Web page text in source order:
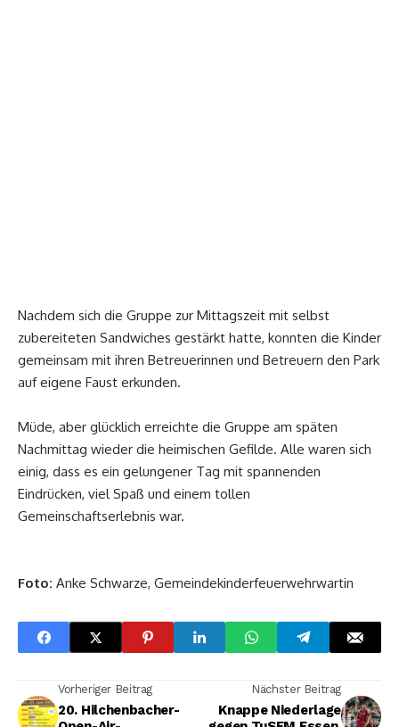
Nachdem sich die Gruppe zur Mittagszeit mit selbst
zubereiteten Sandwiches gestärkt hatte, konnten die Kinder
gemeinsam mit ihren Betreuerinnen und Betreuern den Park
auf eigene Faust erkunden.
Müde, aber glücklich erreichte die Gruppe am späten
Nachmittag wieder die heimischen Gefilde. Alle waren sich
einig, dass es ein gelungener Tag mit spannenden
Eindrücken, viel Spaß und einem tollen
Gemeinschaftserlebnis war.
Foto: Anke Schwarze, Gemeindekinderfeuerwehrwartin
Vorheriger Beitrag
20. Hilchenbacher-
Nächster Beitrag
Knappe Niederlage